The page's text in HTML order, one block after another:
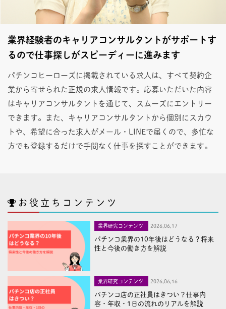
業界経験者のキャリアコンサルタントがサポートす
るので仕事探しがスピーディーに進みます
パチンコヒーローズに掲載されている求人は、すべて契約企
業から寄せられた正規の求人情報です。応募いただいた内容
はキャリアコンサルタントを通じて、スムーズにエントリー
できます。また、キャリアコンサルタントから個別にスカウ
トや、希望に合った求人がメール・LINEで届くので、多忙な
方でも登録するだけで手間なく仕事を探すことができます。
お役立ちコンテンツ
業界研究コンテンツ 2026,06,17
パチンコ業界の10年後はどうなる？将来
性と今後の働き方を解説
業界研究コンテンツ 2026,06,16
パチンコ店の正社員はきつい？仕事内
容・年収・1日の流れのリアルを解説